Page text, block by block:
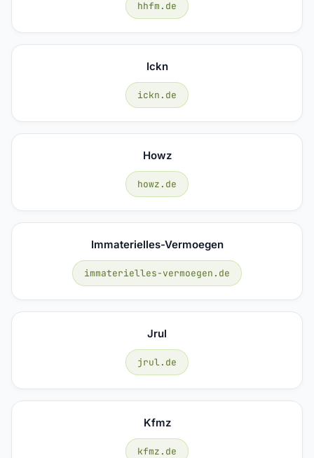
hhfm.de
Ickn
ickn.de
Howz
howz.de
Immaterielles-Vermoegen
immaterielles-vermoegen.de
Jrul
jrul.de
Kfmz
kfmz.de